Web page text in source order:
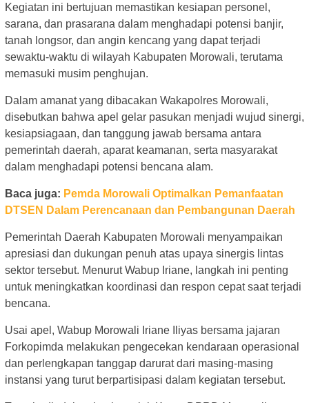
Kegiatan ini bertujuan memastikan kesiapan personel,
sarana, dan prasarana dalam menghadapi potensi banjir,
tanah longsor, dan angin kencang yang dapat terjadi
sewaktu-waktu di wilayah Kabupaten Morowali, terutama
memasuki musim penghujan.
Dalam amanat yang dibacakan Wakapolres Morowali,
disebutkan bahwa apel gelar pasukan menjadi wujud sinergi,
kesiapsiagaan, dan tanggung jawab bersama antara
pemerintah daerah, aparat keamanan, serta masyarakat
dalam menghadapi potensi bencana alam.
Baca juga: Pemda Morowali Optimalkan Pemanfaatan
DTSEN Dalam Perencanaan dan Pembangunan Daerah
Pemerintah Daerah Kabupaten Morowali menyampaikan
apresiasi dan dukungan penuh atas upaya sinergis lintas
sektor tersebut. Menurut Wabup Iriane, langkah ini penting
untuk meningkatkan koordinasi dan respon cepat saat terjadi
bencana.
Usai apel, Wabup Morowali Iriane Iliyas bersama jajaran
Forkopimda melakukan pengecekan kendaraan operasional
dan perlengkapan tanggap darurat dari masing-masing
instansi yang turut berpartisipasi dalam kegiatan tersebut.